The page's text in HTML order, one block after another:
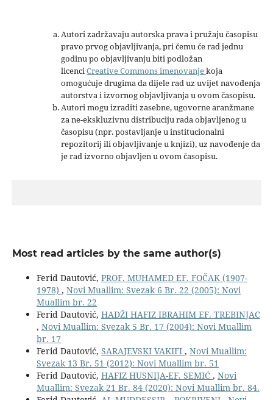
Autori zadržavaju autorska prava i pružaju časopisu
pravo prvog objavljivanja, pri čemu će rad jednu
godinu po objavljivanju biti podložan
licenciCreative Commons imenovanjekoja
omogućuje drugima da dijele rad uz uvijet navođenja
autorstva i izvornog objavljivanja u ovom časopisu.
Autori mogu izraditi zasebne, ugovorne aranžmane
za ne-ekskluzivnu distribuciju rada objavljenog u
časopisu (npr. postavljanje u institucionalni
repozitorij ili objavljivanje u knjizi), uz navođenje da
je rad izvorno objavljen u ovom časopisu.
Most read articles by the same author(s)
Ferid Dautović, PROF. MUHAMED EF. FOČAK (1907-
1978) , Novi Muallim: Svezak 6 Br. 22 (2005): Novi
Muallim br. 22
Ferid Dautović, HADŽI HAFIZ IBRAHIM EF. TREBINJAC
, Novi Muallim: Svezak 5 Br. 17 (2004): Novi Muallim
br. 17
Ferid Dautović, SARAJEVSKI VAKIFI , Novi Muallim:
Svezak 13 Br. 51 (2012): Novi Muallim br. 51
Ferid Dautović, HAFIZ HUSNIJA-EF. SEMIĆ , Novi
Muallim: Svezak 21 Br. 84 (2020): Novi Muallim br. 84.